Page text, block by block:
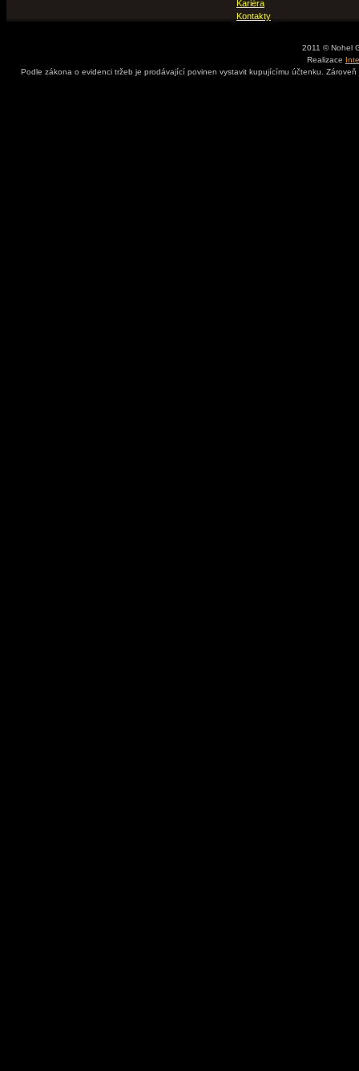
Kariéra
Kontakty
2011 © Nohel
Realizace
Podle zákona o evidenci tržeb je prodávající povinen vystavit kupujícímu účtenku.